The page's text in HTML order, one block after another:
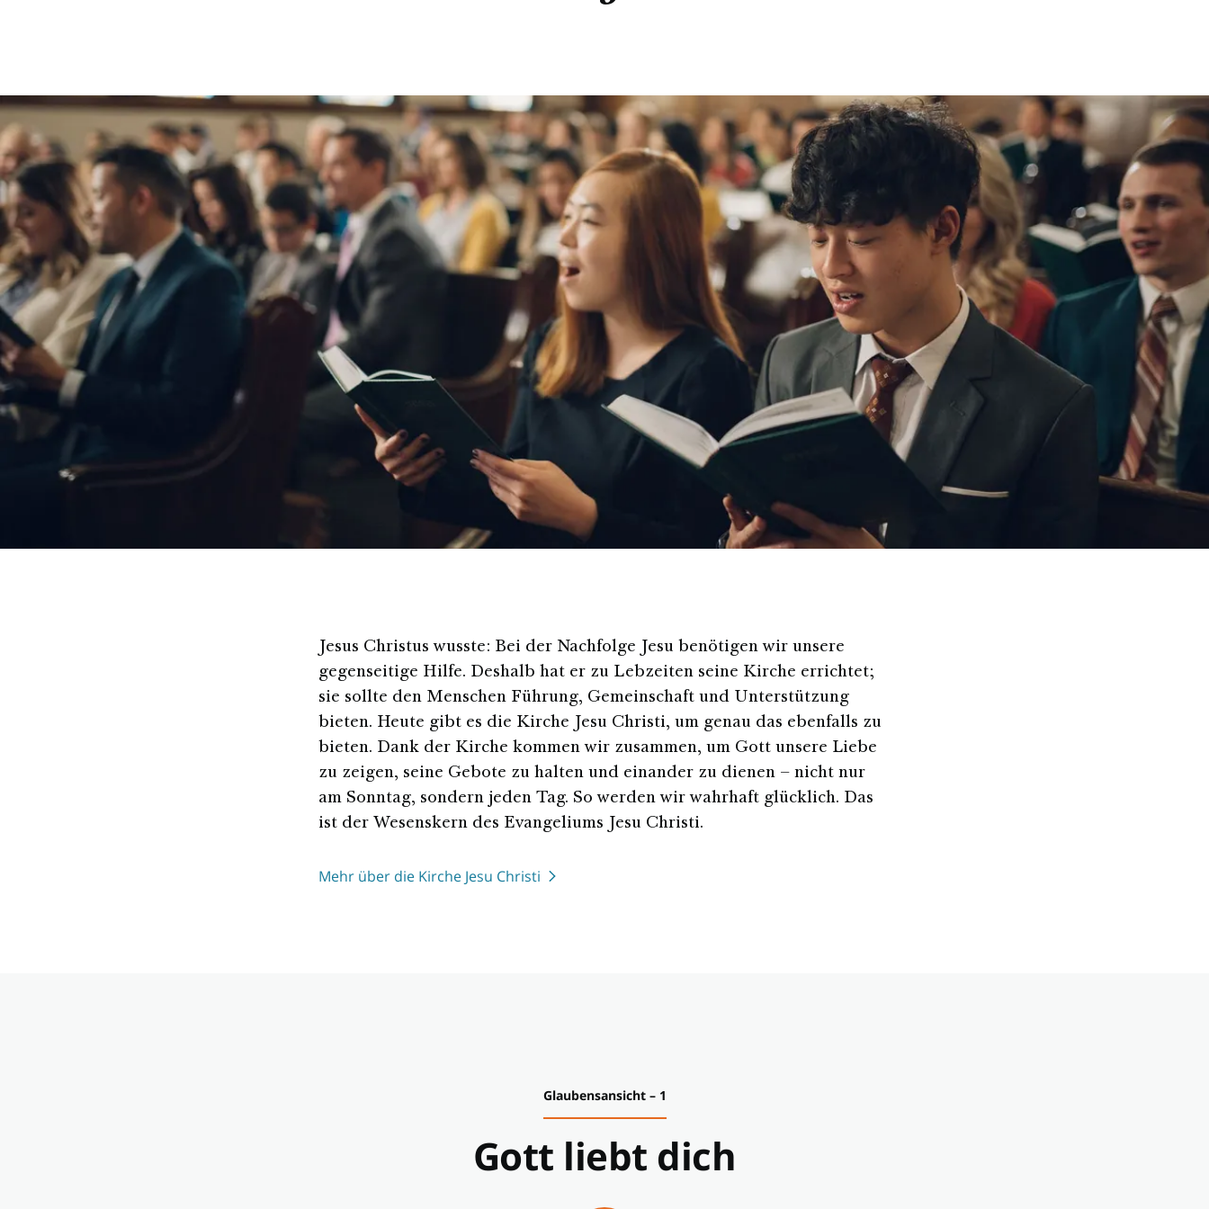
Jesus Christus wusste: Bei der Nachfolge Jesu benötigen wir unsere
gegenseitige Hilfe. Deshalb hat er zu Lebzeiten seine Kirche errichtet;
sie sollte den Menschen Führung, Gemeinschaft und Unterstützung
bieten. Heute gibt es die Kirche Jesu Christi, um genau das ebenfalls zu
bieten. Dank der Kirche kommen wir zusammen, um Gott unsere Liebe
zu zeigen, seine Gebote zu halten und einander zu dienen – nicht nur
am Sonntag, sondern jeden Tag. So werden wir wahrhaft glücklich. Das
ist der Wesenskern des Evangeliums Jesu Christi.
Mehr über die Kirche Jesu Christi
Glaubensansicht – 1
Gott liebt dich